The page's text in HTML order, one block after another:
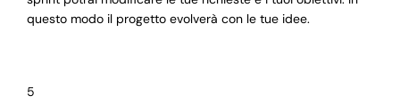
questo modo il progetto evolverà con le tue idee.
5